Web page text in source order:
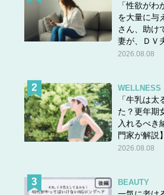
「性欲が
を大量に与
さん、助け
妻が、ＤＶ
2026.08.08
WELLNESS
「牛乳は
た？更年期
入れるべき
門家が解説】
2026.08.08
BEAUTY